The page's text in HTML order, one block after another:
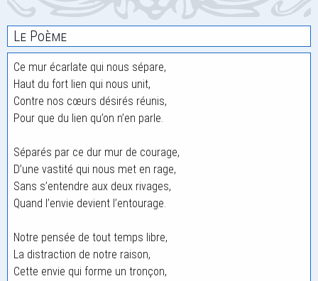
Le Poème
Ce mur écarlate qui nous sépare,
Haut du fort lien qui nous unit,
Contre nos cœurs désirés réunis,
Pour que du lien qu’on n’en parle.
Séparés par ce dur mur de courage,
D’une vastité qui nous met en rage,
Sans s’entendre aux deux rivages,
Quand l’envie devient l’entourage.
Notre pensée de tout temps libre,
La distraction de notre raison,
Cette envie qui forme un tronçon,